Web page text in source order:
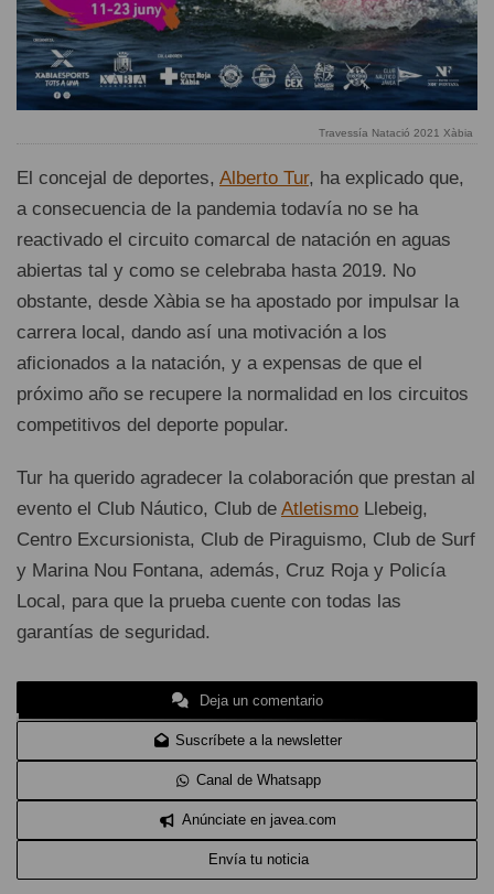
Travessía Natació 2021 Xàbia
El concejal de deportes, Alberto Tur, ha explicado que,
a consecuencia de la pandemia todavía no se ha
reactivado el circuito comarcal de natación en aguas
abiertas tal y como se celebraba hasta 2019. No
obstante, desde Xàbia se ha apostado por impulsar la
carrera local, dando así una motivación a los
aficionados a la natación, y a expensas de que el
próximo año se recupere la normalidad en los circuitos
competitivos del deporte popular.
Tur ha querido agradecer la colaboración que prestan al
evento el Club Náutico, Club de Atletismo Llebeig,
Centro Excursionista, Club de Piraguismo, Club de Surf
y Marina Nou Fontana, además, Cruz Roja y Policía
Local, para que la prueba cuente con todas las
garantías de seguridad.
Deja un comentario
Suscríbete a la newsletter
Canal de Whatsapp
Anúnciate en javea.com
Envía tu noticia